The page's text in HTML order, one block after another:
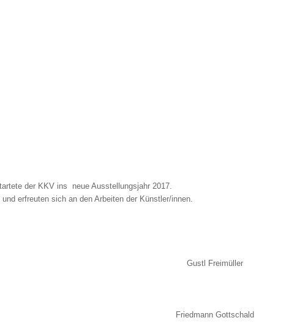
der KKV ins neue Ausstellungsjahr 2017.
erfreuten sich an den Arbeiten der Künstler/innen.
Gustl Freimüller
Friedmann Gottschald